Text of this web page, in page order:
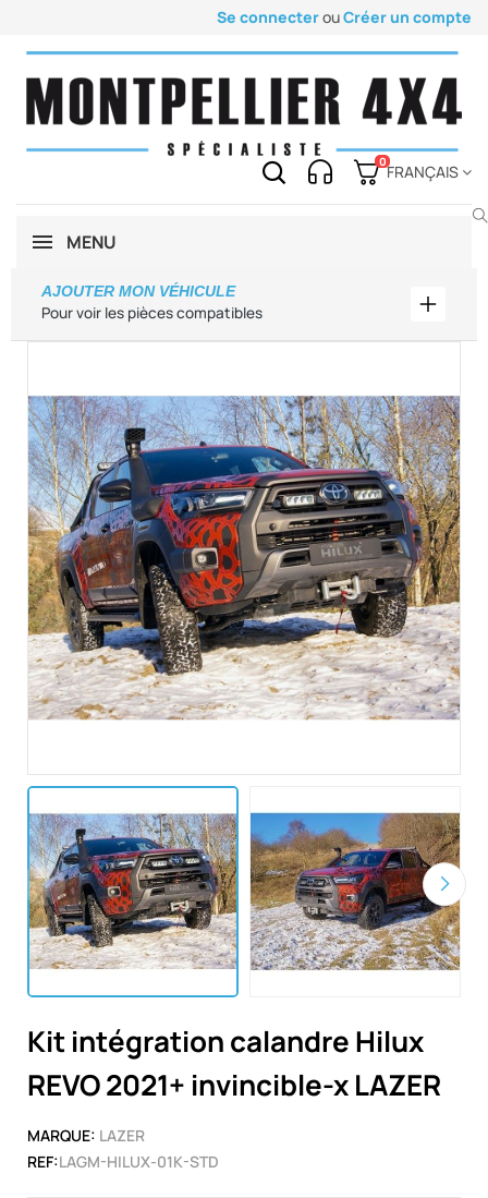
Se connecterouCréer un compte
0
FRANÇAIS
MENU
Pour voir les pièces compatibles
AJOUTER MON VÉHICULE
Kit intégration calandre Hilux
REVO 2021+ invincible-x LAZER
MARQUE: LAZER
REF:LAGM-HILUX-01K-STD